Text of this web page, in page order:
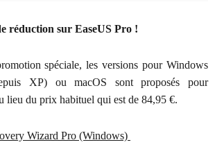
réduction sur EaseUS Pro !
spéciale, les versions pour Windows
XP) ou macOS sont proposés pour
lieu du prix habituel qui est de 84,95 €.
Wizard Pro (Windows)